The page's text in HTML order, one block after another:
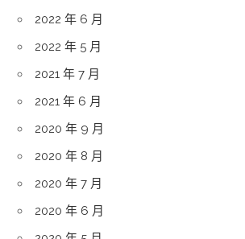
2022 年 6 月
2022 年 5 月
2021 年 7 月
2021 年 6 月
2020 年 9 月
2020 年 8 月
2020 年 7 月
2020 年 6 月